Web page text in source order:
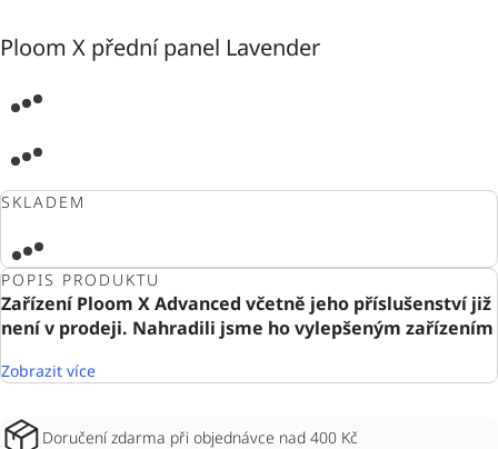
Ploom X přední panel Lavender
SKLADEM
POPIS PRODUKTU
Zařízení Ploom X Advanced včetně jeho příslušenství již
není v prodeji. Nahradili jsme ho vylepšeným zařízením
Zobrazit více
Doručení zdarma při objednávce nad 400 Kč